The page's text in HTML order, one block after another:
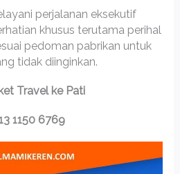
perjalanan eksekutif
khusus terutama perihal
pedoman pabrikan untuk
tidak diinginkan.
Travel ke Pati
1150 6769